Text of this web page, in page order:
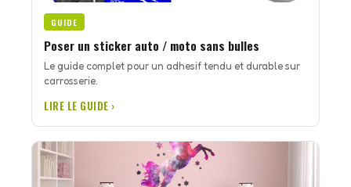
GUIDE
Poser un sticker auto / moto sans bulles
Le guide complet pour un adhesif tendu et durable sur
carrosserie.
LIRE LE GUIDE ›